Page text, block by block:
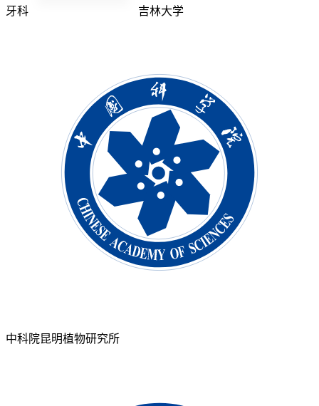
牙科 吉林大学
中科院昆明植物研究所